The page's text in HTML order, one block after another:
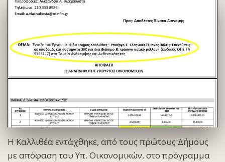
Η Καλλιθέα εντάχθηκε, από τους πρώτους Δήμους
με απόφαση του Υπ. Οικονομικών, στο πρόγραμμα